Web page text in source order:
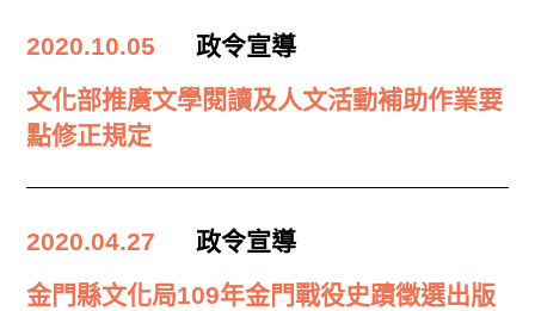
2020.10.05
政令宣導
文化部推廣文學閱讀及人文活動補助作業要
點修正規定
2020.04.27
政令宣導
金門縣文化局109年金門戰役史蹟徵選出版